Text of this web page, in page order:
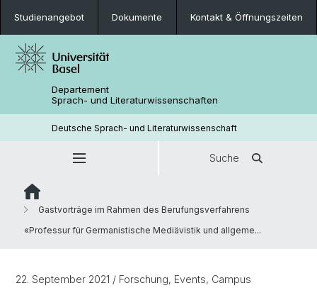
Studienangebot Dokumente Kontakt & Öffnungszeiten
Departement
Sprach- und Literaturwissenschaften
Deutsche Sprach- und Literaturwissenschaft
Suche
Gastvorträge im Rahmen des Berufungsverfahrens
«Professur für Germanistische Mediävistik und allgeme...
22. September 2021 / Forschung, Events, Campus